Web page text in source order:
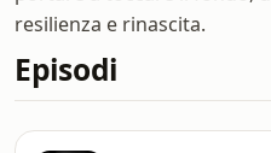
resilienza e rinascita.
Episodi